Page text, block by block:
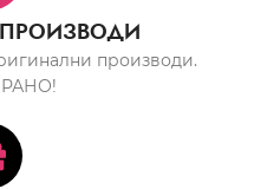
производи.